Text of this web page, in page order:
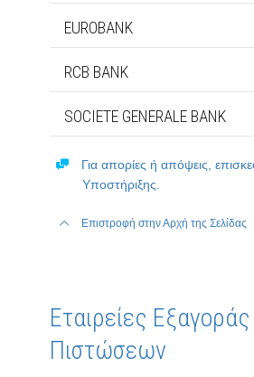
EUROBANK
RCB BANK
SOCIETE GENERALE BANK
Για απορίες ή απόψεις,
Υποστήριξης.
Επιστροφή στην Αρχή της Σελίδας
Εταιρείες Εξαγοράς
Πιστώσεων